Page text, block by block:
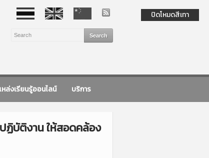
หล่งเรียนรู้ออนไลน์ บริการ
ฏิบัติงาน ให้สอดคล้อง
ปิดโหมดสีเทา